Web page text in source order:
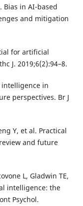
Bias in AI-based
and mitigation
for artificial
J. 2019;6(2):94–8.
intelligence in
perspectives. Br J
Y, et al. Practical
and future
L, Gladwin TE,
intelligence: the
Psychol.